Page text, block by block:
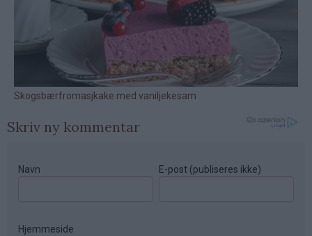
Skriv ny kommentar
Navn E-post (publiseres ikke)
Hjemmeside